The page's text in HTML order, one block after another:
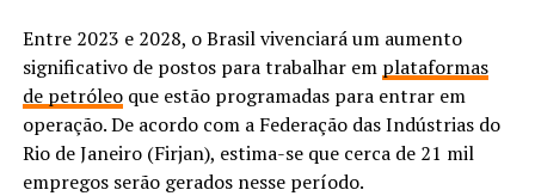
Entre 2023 e 2028, o Brasil vivenciará um aumento
significativo de postos para trabalhar em plataformas
de petróleoque estão programadas para entrar em
operação. De acordo com a Federação das Indústrias do
Rio de Janeiro (Firjan), estima-se que cerca de 21 mil
empregos serão gerados nesse período.